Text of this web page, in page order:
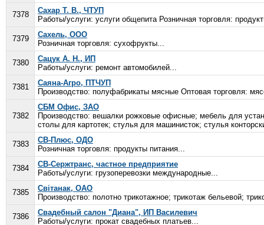
7378
Сахар Т. В., ЧТУП
Работы/услуги: услуги общепита Розничная торговля:
7379
Сахель, ООО
Розничная торговля: сухофрукты...
7380
Сацук А. Н., ИП
Работы/услуги: ремонт автомобилей...
7381
Саяна-Агро, ПТЧУП
Производство: полуфабрикаты мясные Оптовая торговля:
7382
СБМ Офис, ЗАО
Производство: вешалки рожковые офисные; мебель для
столы для картотек; стулья для машинисток; стулья
7383
СВ-Плюс, ОДО
Розничная торговля: продукты питания...
7384
СВ-Сержтранс, частное предприятие
Работы/услуги: грузоперевозки международные...
7385
Свiтанак, ОАО
Производство: полотно трикотажное; трикотаж бельевой;
7386
Свадебный салон "Диана", ИП Василевич
Работы/услуги: прокат свадебных платьев...